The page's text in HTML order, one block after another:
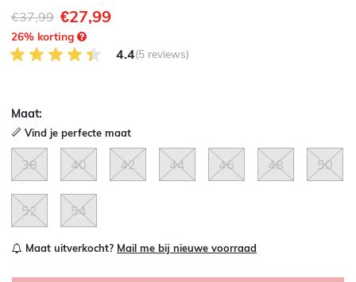
Afgeprijsd van
€37,99naar
€27,99
26% korting
4.4 van 5 Klantenbeoordeling
4.4(5 reviews)
Maat:
Vind je perfecte maat
38 40 42 44 46 48 50
52 54
Maat uitverkocht? Mail me bij nieuwe voorraad